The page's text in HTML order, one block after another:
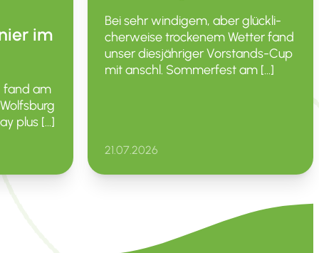
im
fand am
plus […]
Bei sehr windigem, aber glück­li­
cher­weise trockenem Wetter fand
unser diesjäh­riger Vorstands-Cup
mit anschl. Sommer­fest am […]
21.07.2026